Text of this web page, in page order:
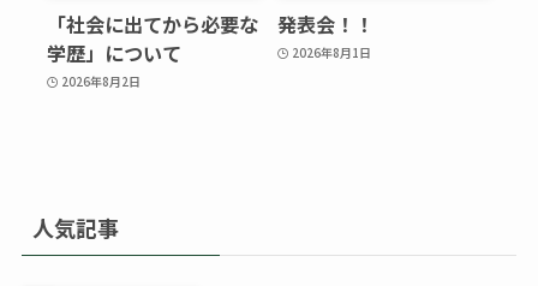
「社会に出てから必要な
学歴」について
2026年8月2日
発表会！！
2026年8月1日
人気記事